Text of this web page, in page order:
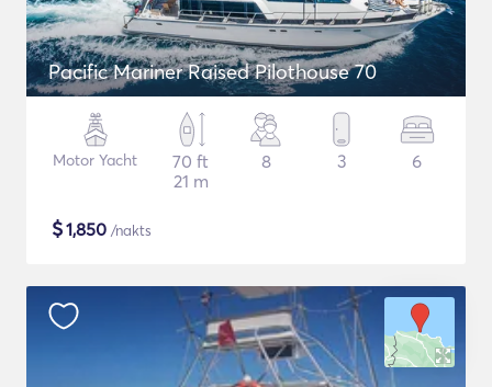
Pacific Mariner Raised Pilothouse 70
Motor Yacht
70 ft
21 m
8 3 6
$1,850 /nakts